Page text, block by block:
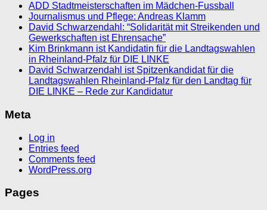
ADD Stadtmeisterschaften im Mädchen-Fussball
Journalismus und Pflege: Andreas Klamm
David Schwarzendahl: “Solidarität mit Streikenden und
Gewerkschaften ist Ehrensache”
Kim Brinkmann ist Kandidatin für die Landtagswahlen
in Rheinland-Pfalz für DIE LINKE
David Schwarzendahl ist Spitzenkandidat für die
Landtagswahlen Rheinland-Pfalz für den Landtag für
DIE LINKE – Rede zur Kandidatur
Meta
Log in
Entries feed
Comments feed
WordPress.org
Pages